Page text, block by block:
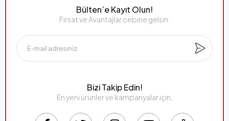
Bülten’e Kayıt Olun!
Fırsat ve Avantajlar cebine gelsin.
Bizi Takip Edin!
En yeni ürünler ve kampanyalar için,